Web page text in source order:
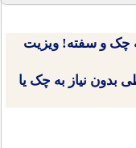
چک و سفته! ویزیت
بدون نیاز به چک یا